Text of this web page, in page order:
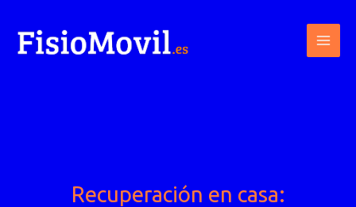
contenido
Recuperación en casa: